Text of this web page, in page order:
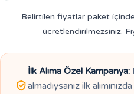
Belirtilen fiyatlar paket
ücretlendirilmezsiniz.
İlk Alıma Özel Kampanya:
almadıysanız ilk